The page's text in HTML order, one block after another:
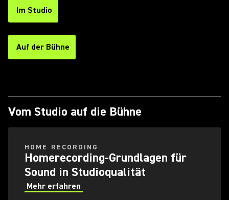
Im Studio
Auf der Bühne
Vom Studio auf die Bühne
HOME RECORDING
Homerecording-Grundlagen für
Sound in Studioqualität
Mehr erfahren